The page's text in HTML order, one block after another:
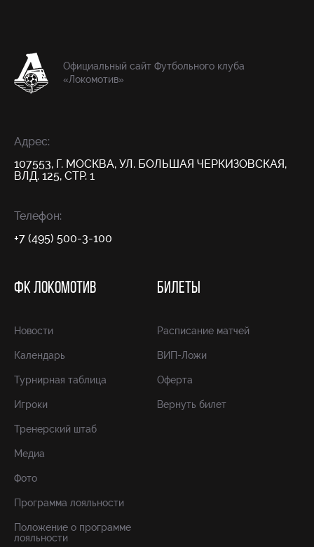
Официальный сайт Футбольного клуба
«Локомотив»
Адрес:
107553, Г. МОСКВА, УЛ. БОЛЬШАЯ ЧЕРКИЗОВСКАЯ,
ВЛД. 125, СТР. 1
Телефон:
+7 (495) 500-3-100
ФК ЛОКОМОТИВ
Новости
Календарь
Турнирная таблица
Игроки
Тренерский штаб
Медиа
Фото
Программа лояльности
Положение о программе
лояльности
БИЛЕТЫ
Расписание матчей
ВИП-Ложи
Оферта
Вернуть билет